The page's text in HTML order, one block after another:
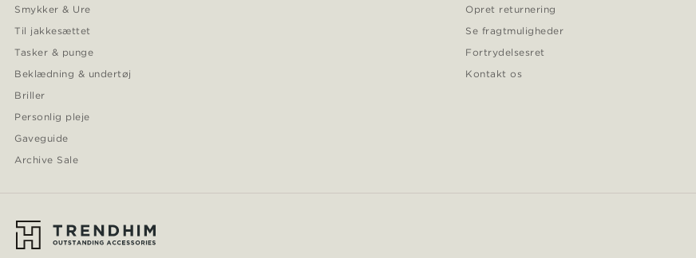
Smykker & Ure
Til jakkesættet
Tasker & punge
Beklædning & undertøj
Briller
Personlig pleje
Gaveguide
Archive Sale
Opret returnering
Se fragtmuligheder
Fortrydelsesret
Kontakt os